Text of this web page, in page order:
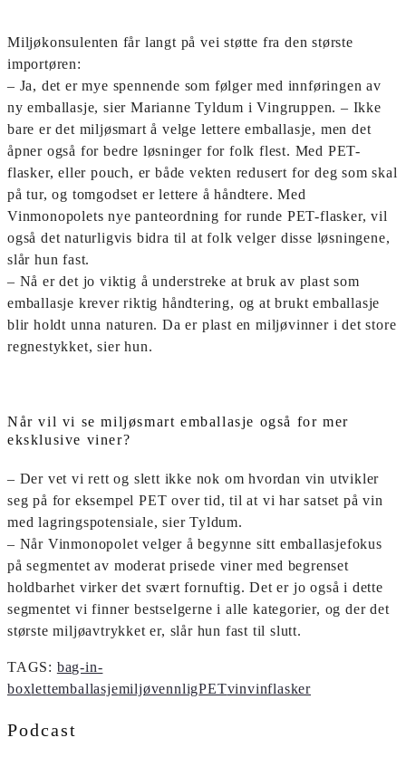
Miljøkonsulenten får langt på vei støtte fra den største
importøren:
– Ja, det er mye spennende som følger med innføringen av
ny emballasje, sier Marianne Tyldum i Vingruppen. – Ikke
bare er det miljøsmart å velge lettere emballasje, men det
åpner også for bedre løsninger for folk flest. Med PET-
flasker, eller pouch, er både vekten redusert for deg som skal
på tur, og tomgodset er lettere å håndtere. Med
Vinmonopolets nye panteordning for runde PET-flasker, vil
også det naturligvis bidra til at folk velger disse løsningene,
slår hun fast.
– Nå er det jo viktig å understreke at bruk av plast som
emballasje krever riktig håndtering, og at brukt emballasje
blir holdt unna naturen. Da er plast en miljøvinner i det store
regnestykket, sier hun.
Når vil vi se miljøsmart emballasje også for mer
eksklusive viner?
– Der vet vi rett og slett ikke nok om hvordan vin utvikler
seg på for eksempel PET over tid, til at vi har satset på vin
med lagringspotensiale, sier Tyldum.
– Når Vinmonopolet velger å begynne sitt emballasjefokus
på segmentet av moderat prisede viner med begrenset
holdbarhet virker det svært fornuftig. Det er jo også i dette
segmentet vi finner bestselgerne i alle kategorier, og der det
største miljøavtrykket er, slår hun fast til slutt.
TAGS: bag-in-
boxlettemballasjemiljøvennligPETvinvinflasker
Podcast